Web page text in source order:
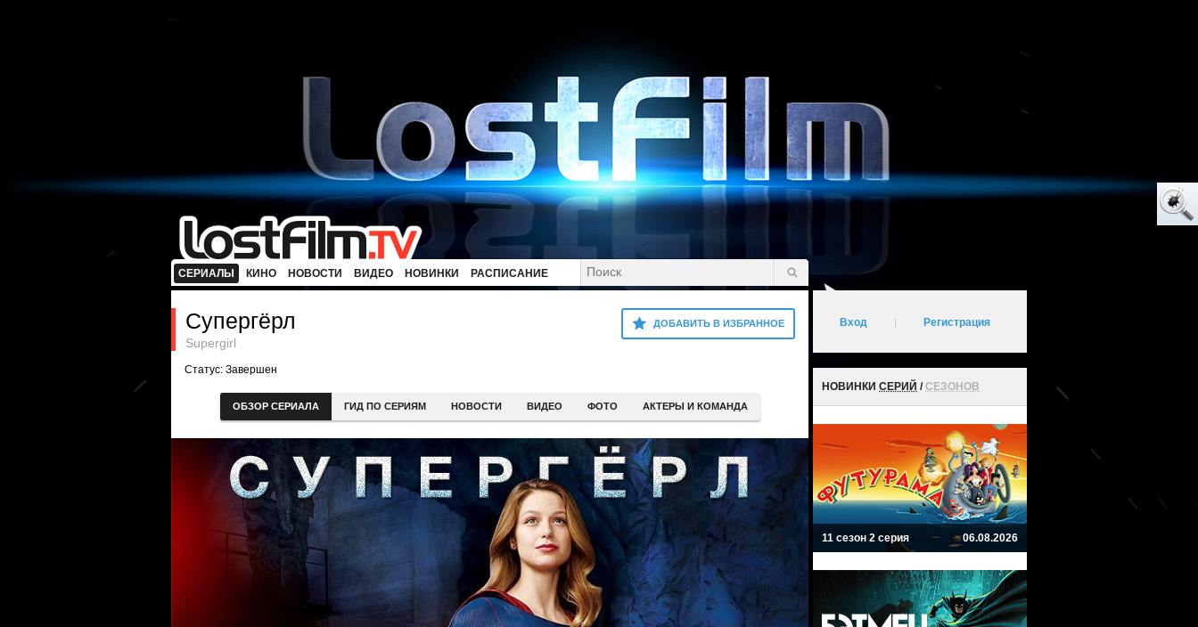
СЕРИАЛЫ КИНО НОВОСТИ ВИДЕО НОВИНКИ РАСПИСАНИЕ
ДОБАВИТЬ В ИЗБРАННОЕ
Супергёрл
Supergirl
Статус: Завершен
ОБЗОР СЕРИАЛА ГИД ПО СЕРИЯМ НОВОСТИ ВИДЕО ФОТО АКТЕРЫ И КОМАНДА
Вход Регистрация
НОВИНКИ СЕРИЙ /СЕЗОНОВ
11 сезон 2 серия 06.08.2026